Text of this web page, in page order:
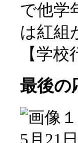
で他学
は紅組
【学
最後の